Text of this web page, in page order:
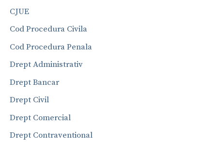
CJUE
Cod Procedura Civila
Cod Procedura Penala
Drept Administrativ
Drept Bancar
Drept Civil
Drept Comercial
Drept Contraventional